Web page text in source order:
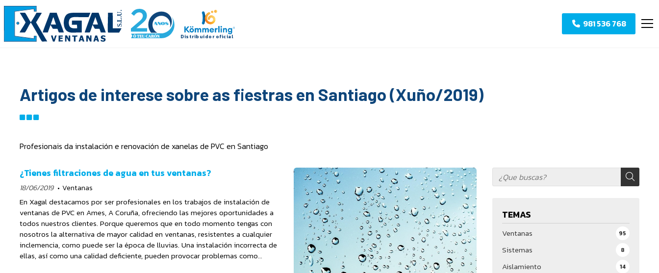
981 536 768
Artigos de interese sobre as fiestras en Santiago (Xuño/2019)
Profesionais da instalación e renovación de xanelas de PVC en Santiago
TEMAS
Ventanas 95
Sistemas 8
Aislamiento 14
¿Tienes filtraciones de agua en tus ventanas?
18/06/2019 Ventanas
En Xagal destacamos por ser profesionales en los trabajos de instalación de
ventanas de PVC en Ames, A Coruña, ofreciendo las mejores oportunidades a
todos nuestros clientes. Porque queremos que en todo momento tengas con
nosotros la alternativa de mayor calidad en ventanas, resistentes a cualquier
inclemencia, como puede ser la época de lluvias. Una instalación incorrecta de
ellas, así como una calidad deficiente, pueden provocar problemas como